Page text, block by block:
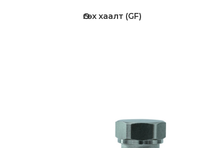
ДэлгэрэнгүйӨгөх хаалт (GF)